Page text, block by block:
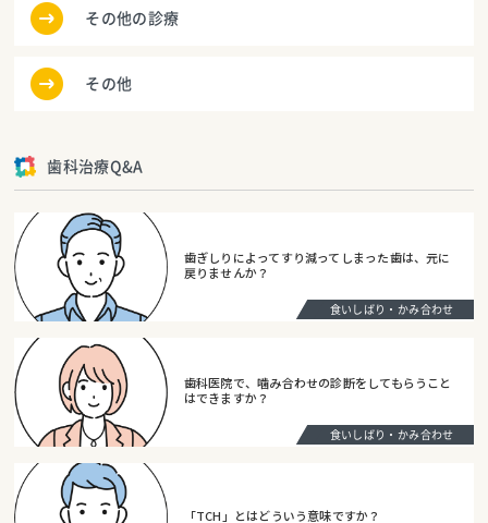
その他の診療
その他
歯科治療Q&A
歯ぎしりによってすり減ってしまった歯は、元に
戻りませんか？
食いしばり・かみ合わせ
歯科医院で、噛み合わせの診断をしてもらうこと
はできますか？
食いしばり・かみ合わせ
「TCH」とはどういう意味ですか？